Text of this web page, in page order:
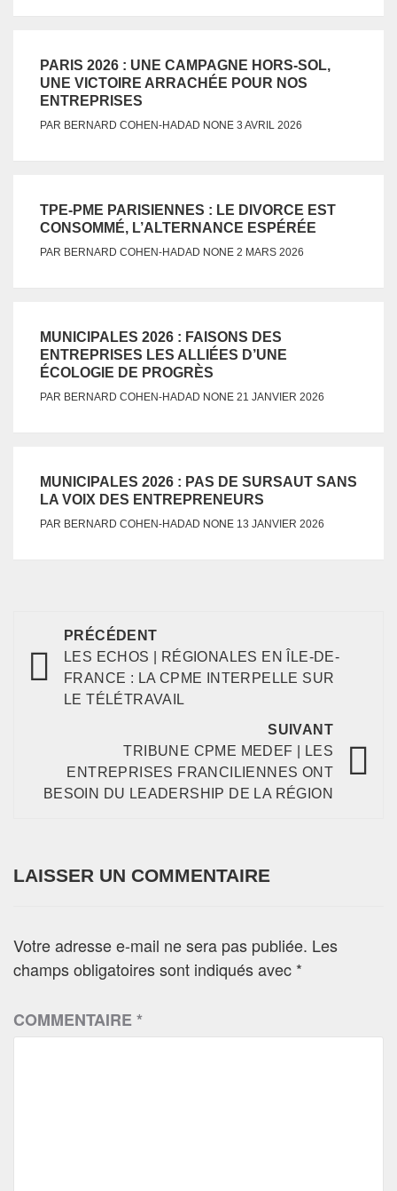
PARIS 2026 : UNE CAMPAGNE HORS-SOL,
UNE VICTOIRE ARRACHÉE POUR NOS
ENTREPRISES
PAR BERNARD COHEN-HADAD NONE 3 AVRIL 2026
TPE-PME PARISIENNES : LE DIVORCE EST
CONSOMMÉ, L’ALTERNANCE ESPÉRÉE
PAR BERNARD COHEN-HADAD NONE 2 MARS 2026
MUNICIPALES 2026 : FAISONS DES
ENTREPRISES LES ALLIÉES D’UNE
ÉCOLOGIE DE PROGRÈS
PAR BERNARD COHEN-HADAD NONE 21 JANVIER 2026
MUNICIPALES 2026 : PAS DE SURSAUT SANS
LA VOIX DES ENTREPRENEURS
PAR BERNARD COHEN-HADAD NONE 13 JANVIER 2026
PRÉCÉDENT
LES ECHOS | RÉGIONALES EN ÎLE-DE-
FRANCE : LA CPME INTERPELLE SUR
LE TÉLÉTRAVAIL
SUIVANT
TRIBUNE CPME MEDEF | LES
ENTREPRISES FRANCILIENNES ONT
BESOIN DU LEADERSHIP DE LA RÉGION
LAISSER UN COMMENTAIRE
Votre adresse e-mail ne sera pas publiée. Les
champs obligatoires sont indiqués avec *
COMMENTAIRE*